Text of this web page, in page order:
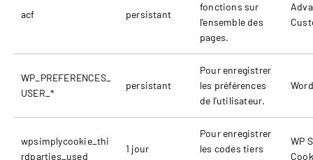
acf persistant
fonctions sur
l'ensemble des
pages.
WP_PREFERENCES_
USER_*
persistant
Pour enregistrer
les préférences
de l'utilisateur.
wpsimplycookie_thi
rdparties_used
1 jour
Pour enregistrer
les codes tiers
WP